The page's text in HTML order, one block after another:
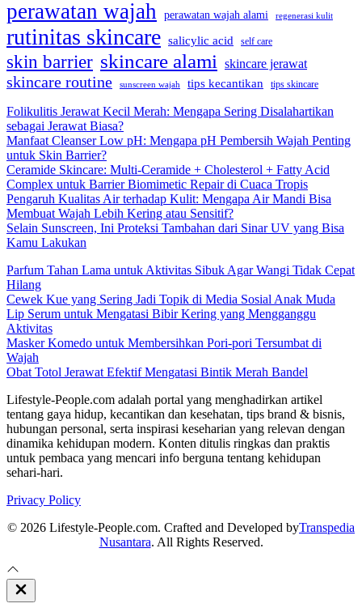
perawatan wajah perawatan wajah alami regenerasi kulit
rutinitas skincare salicylic acid self care
skin barrier skincare alami skincare jerawat
skincare routine sunscreen wajah tips kecantikan tips skincare
Folikulitis Jerawat Kecil Merah: Mengapa Sering Disalahartikan
sebagai Jerawat Biasa?
Manfaat Cleanser Low pH: Mengapa pH Pembersih Wajah Penting
untuk Skin Barrier?
Ceramide Skincare: Multi-Ceramide + Cholesterol + Fatty Acid
Complex untuk Barrier Biomimetic Repair di Cuaca Tropis
Pengaruh Kualitas Air terhadap Kulit: Mengapa Air Mandi Bisa
Membuat Wajah Lebih Kering atau Sensitif?
Selain Sunscreen, Ini Proteksi Tambahan dari Sinar UV yang Bisa
Kamu Lakukan
Parfum Tahan Lama untuk Aktivitas Sibuk Agar Wangi Tidak Cepat
Hilang
Cewek Kue yang Sering Jadi Topik di Media Sosial Anak Muda
Lip Serum untuk Mengatasi Bibir Kering yang Mengganggu
Aktivitas
Masker Komedo untuk Membersihkan Pori-pori Tersumbat di
Wajah
Obat Totol Jerawat Efektif Mengatasi Bintik Merah Bandel
Lifestyle-People.com adalah portal yang menghadirkan artikel
tentang gaya hidup, kecantikan dan kesehatan, tips brand & bisnis,
hubungan personal, serta inspirasi keseharian yang relevan dengan
dinamika kehidupan modern. Konten ditulis ringkas dan praktis
untuk pembaca yang mencari info berguna tentang kehidupan
sehari-hari.
Privacy Policy
© 2026 Lifestyle-People.com. Crafted and Developed byTranspedia
Nusantara. All Rights Reserved.
Close
Off